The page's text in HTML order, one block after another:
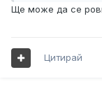
Ще може да се
Цитирай